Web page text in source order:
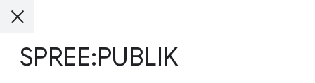
SPREE:PUBLIK